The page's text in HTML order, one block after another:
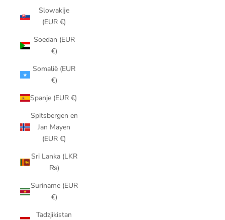
Slowakije
(EUR €)
Soedan (EUR
€)
Somalië (EUR
€)
Spanje (EUR €)
Spitsbergen en
Jan Mayen
(EUR €)
Sri Lanka (LKR
₨)
Suriname (EUR
€)
Tadzjikistan